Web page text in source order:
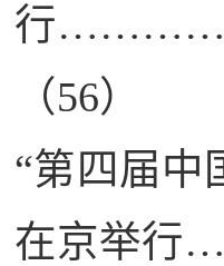
行
（56）
“第四届中
在京举